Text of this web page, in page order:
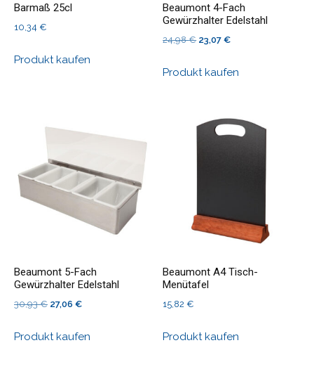
Barmaß 25cl
10,34 €
Produkt kaufen
Beaumont 4-Fach
Gewürzhalter Edelstahl
24,98€ Ursprünglicher
war:
23,07€Aktueller
ist:
Produkt kaufen
Beaumont 5-Fach
Gewürzhalter Edelstahl
30,93€ Ursprünglicher
war:
27,06 €Aktueller
ist:
Produkt kaufen
Beaumont A4 Tisch-
Menütafel
15,82€
Produkt kaufen